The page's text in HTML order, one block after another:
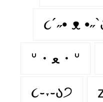
૮´˶• ᴥ
ᐡ・ﻌ・ᐡ
૮֊˕֊ა੭